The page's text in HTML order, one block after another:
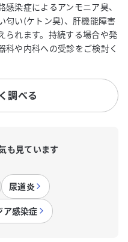
染症によるアンモニア臭、
匂い(ケトン臭)、肝機能障害
られます。持続する場合や発
科や内科への受診をご検討く
調べる
も見ています
尿道炎
ア感染症